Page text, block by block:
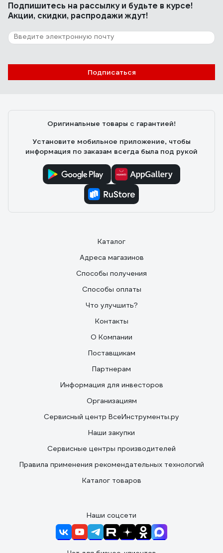
Подпишитесь на рассылкуи будьте в курсе!
Акции, скидки, распродажи ждут!
Подписаться
Оригинальные товары с гарантией!
Установите мобильное приложение, чтобы
информация по заказам всегда была под рукой
Каталог
Адреса магазинов
Способы получения
Способы оплаты
Что улучшить?
Контакты
О Компании
Поставщикам
Партнерам
Информация для инвесторов
Организациям
Сервисный центр ВсеИнструменты.ру
Наши закупки
Сервисные центры производителей
Правила применения рекомендательных технологий
Каталог товаров
Наши соцсети